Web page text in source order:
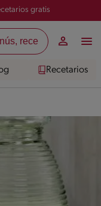
gratis
Recetarios